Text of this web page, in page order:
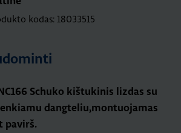
kodas: 18033515
Schuko kištukinis lizdas su
dangteliu,montuojamas
pavirš.